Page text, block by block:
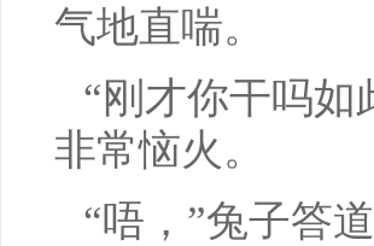
气地直喘。
“刚才你干吗如
非常恼火。
“唔，”兔子答